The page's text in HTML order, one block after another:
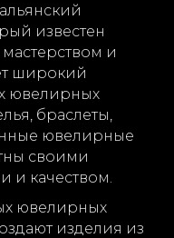
известен
и
широкий
ювелирных
браслеты,
ювелирные
своими
и качеством.
ювелирных
изделия из